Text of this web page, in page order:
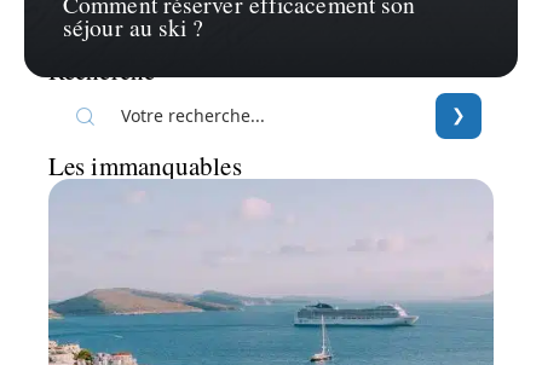
séjour au ski ?
Recherche
Les immanquables